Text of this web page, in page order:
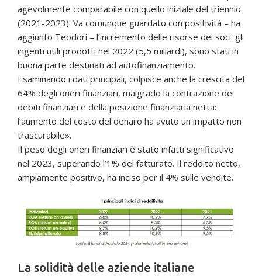
agevolmente comparabile con quello iniziale del triennio
(2021-2023). Va comunque guardato con positività – ha
aggiunto Teodori – l’incremento delle risorse dei soci: gli
ingenti utili prodotti nel 2022 (5,5 miliardi), sono stati in
buona parte destinati ad autofinanziamento.
Esaminando i dati principali, colpisce anche la crescita del
64% degli oneri finanziari, malgrado la contrazione dei
debiti finanziari e della posizione finanziaria netta:
l’aumento del costo del denaro ha avuto un impatto non
trascurabile».
Il peso degli oneri finanziari è stato infatti significativo
nel 2023, superando l’1% del fatturato. Il reddito netto,
ampiamente positivo, ha inciso per il 4% sulle vendite.
La solidità delle aziende italiane